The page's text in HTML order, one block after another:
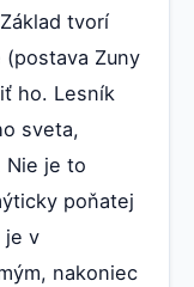
tvorí
(postava Zuny
ho. Lesník
sveta,
Nie je to
poňatej
je v
nakoniec